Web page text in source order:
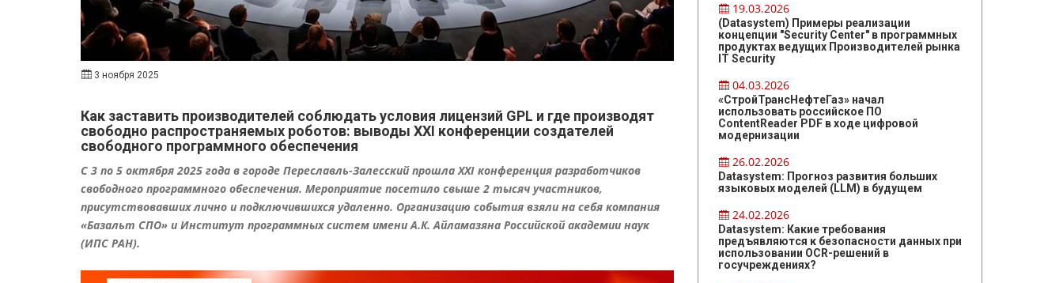
3 ноября 2025
Как заставить производителей соблюдать условия лицензий GPL и где производят
свободно распространяемых роботов: выводы XXI конференции создателей
свободного программного обеспечения
С 3 по 5 октября 2025 года в городе Переславль-Залесский прошла XXI конференция разработчиков
свободного программного обеспечения. Мероприятие посетило свыше 2 тысяч участников,
присутствовавших лично и подключившихся удаленно. Организацию события взяли на себя компания
«Базальт СПО» и Институт программных систем имени А.К. Айламазяна Российской академии наук
(ИПС РАН).
19.03.2026
(Datasystem) Примеры реализации
концепции "Security Center" в программных
продуктах ведущих Производителей рынка
IT Security
04.03.2026
«СтройТрансНефтеГаз» начал
использовать российское ПО
ContentReader PDF в ходе цифровой
модернизации
26.02.2026
Datasystem: Прогноз развития больших
языковых моделей (LLM) в будущем
24.02.2026
Datasystem: Какие требования
предъявляются к безопасности данных при
использовании OCR-решений в
госучреждениях?